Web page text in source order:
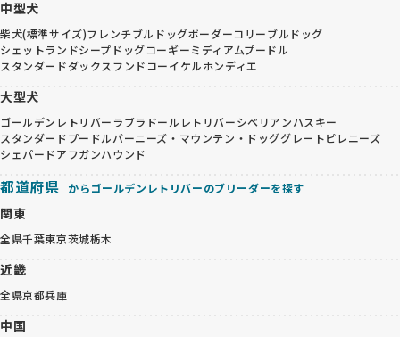
中型犬
柴犬(標準サイズ)フレンチブルドッグボーダーコリーブルドッグ
シェットランドシープドッグコーギーミディアムプードル
スタンダードダックスフンドコーイケルホンディエ
大型犬
ゴールデンレトリバー ラブラドールレトリバーシベリアンハスキー
スタンダードプードルバーニーズ・マウンテン・ドッググレートピレニーズ
シェパードアフガンハウンド
都道府県 からゴールデンレトリバーのブリーダーを探す
関東
全県千葉東京茨城栃木
近畿
全県京都兵庫
中国